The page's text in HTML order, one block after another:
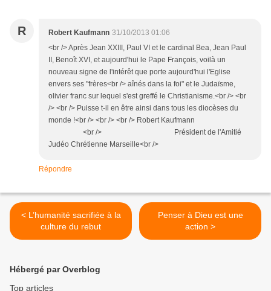
R Robert Kaufmann 31/10/2013 01:06
<br /> Après Jean XXIII, Paul VI et le cardinal Bea, Jean Paul
II, Benoît XVI, et aujourd'hui le Pape François, voilà un
nouveau signe de l'intérêt que porte aujourd'hui l'Eglise
envers ses "frères<br /> aînés dans la foi" et le Judaïsme,
olivier franc sur lequel s'est greffé le Christianisme.<br /> <br
/> <br /> Puisse t-il en être ainsi dans tous les diocèses du
monde !<br /> <br /> <br /> Robert Kaufmann
<br /> Président de l'Amitié
Judéo Chrétienne Marseille<br />
Répondre
< L’humanité sacrifiée à la
culture du rebut
Penser à Dieu est une
action >
Hébergé par Overblog
Top articles